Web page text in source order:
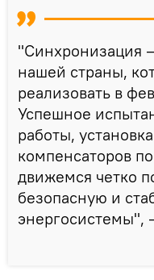
"Синхронизация
нашей страны,
реализовать в
Успешное
работы,
компенсаторов
движемся четко
безопасную и
энергосистемы",